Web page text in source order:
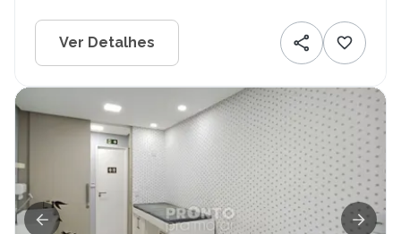
Ver Detalhes